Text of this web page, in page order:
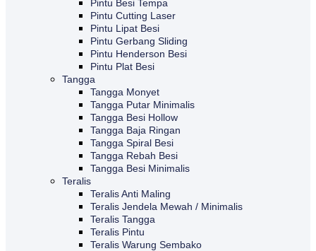
Pintu Besi Tempa
Pintu Cutting Laser
Pintu Lipat Besi
Pintu Gerbang Sliding
Pintu Henderson Besi
Pintu Plat Besi
Tangga
Tangga Monyet
Tangga Putar Minimalis
Tangga Besi Hollow
Tangga Baja Ringan
Tangga Spiral Besi
Tangga Rebah Besi
Tangga Besi Minimalis
Teralis
Teralis Anti Maling
Teralis Jendela Mewah / Minimalis
Teralis Tangga
Teralis Pintu
Teralis Warung Sembako